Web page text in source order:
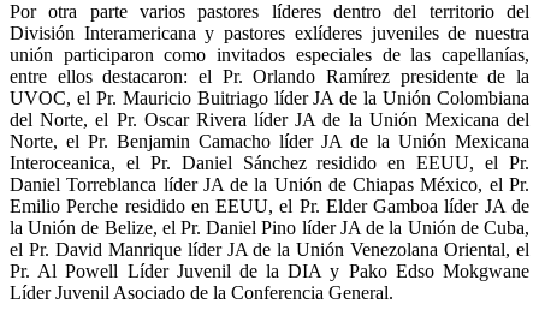
Por otra parte varios pastores líderes dentro del territorio del
División Interamericana y pastores exlíderes juveniles de nuestra
unión participaron como invitados especiales de las capellanías,
entre ellos destacaron: el Pr. Orlando Ramírez presidente de la
UVOC, el Pr. Mauricio Buitriago líder JA de la Unión Colombiana
del Norte, el Pr. Oscar Rivera líder JA de la Unión Mexicana del
Norte, el Pr. Benjamin Camacho líder JA de la Unión Mexicana
Interoceanica, el Pr. Daniel Sánchez residido en EEUU, el Pr.
Daniel Torreblanca líder JA de la Unión de Chiapas México, el Pr.
Emilio Perche residido en EEUU, el Pr. Elder Gamboa líder JA de
la Unión de Belize, el Pr. Daniel Pino líder JA de la Unión de Cuba,
el Pr. David Manrique líder JA de la Unión Venezolana Oriental, el
Pr. Al Powell Líder Juvenil de la DIA y Pako Edso Mokgwane
Líder Juvenil Asociado de la Conferencia General.